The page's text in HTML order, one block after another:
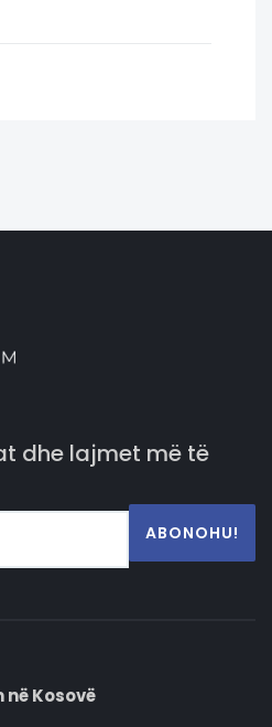
dhe lajmet më të
ABONOHU!
Kosovë